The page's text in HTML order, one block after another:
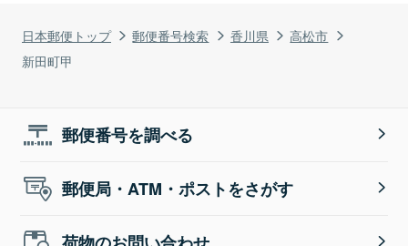
日本郵便トップ 郵便番号検索 香川県
高松市
新田町甲
郵便番号を調べる
郵便局・ATM・ポストをさがす